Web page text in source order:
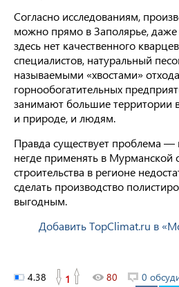
Согласно исследованиям,
можно прямо в Заполярье, даже
здесь нет качественного
специалистов, натуральный
называемыми «хвостами»
горнообогатительных
занимают большие территории
и природе, и людям.
Правда существует проблема —
негде применять в Мурманской
строительства в регионе
сделать производство
выгодным.
Добавить TopClimat.ru в
4.38 1 80 0